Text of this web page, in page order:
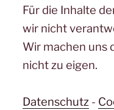
Für die Inhalte
wir nicht
Wir machen uns
nicht zu eigen.
Datenschutz-